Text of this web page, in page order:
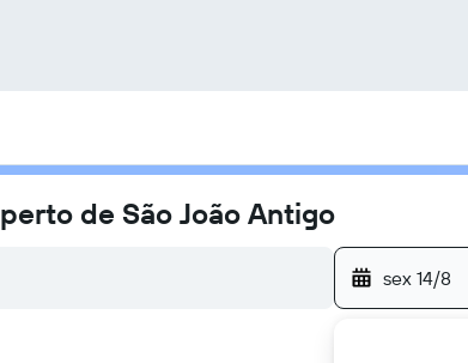
de São João Antigo
sex 14/8